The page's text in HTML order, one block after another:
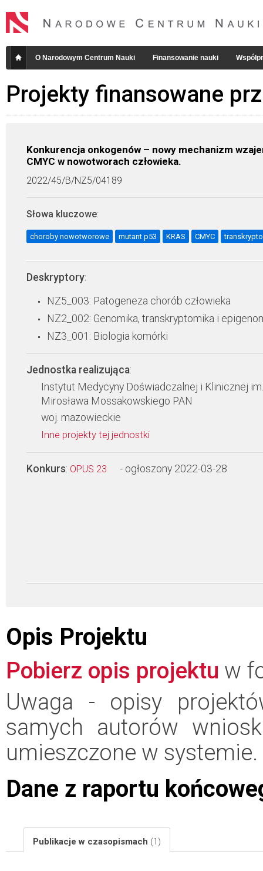
O Narodowym Centrum Nauki Finansowanie nauki
Projekty finansowane
Konkurencja onkogenów – nowy mechanizm
CMYC w nowotworach człowieka.
2022/45/B/NZ5/04189
Słowa kluczowe:
choroby nowotworowe mutant p53 KRAS CMYC
Deskryptory:
NZ5_003: Patogeneza chorób człowieka
NZ2_002: Genomika, transkryptomika i
NZ3_001: Biologia komórki
Jednostka realizująca:
Instytut Medycyny Doświadczalnej i Klinicznej im.
Mirosława Mossakowskiego PAN
woj. mazowieckie
Inne projekty tej jednostki
Konkurs: OPUS 23 - ogłoszony 2022-03-28
Opis Projektu
Pobierz opis projektu w
Uwaga - opisy
samych autorów
umieszczone w systemie.
Dane z raportu
Publikacje w czasopismach (1)